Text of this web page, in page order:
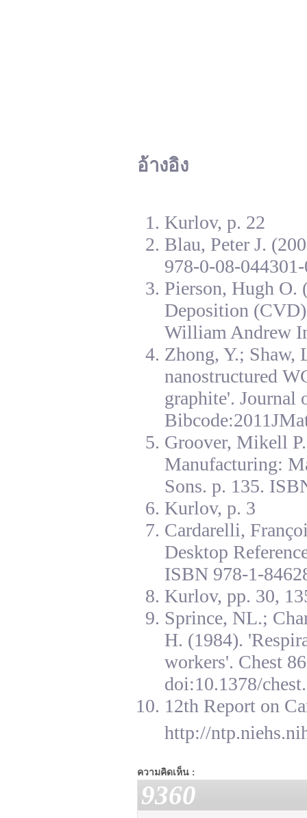
อ้างอิง
Kurlov, p. 22
Blau, Peter J.
978-0-08-
Pierson, Hugh O.
Deposition
William Andrew
Zhong, Y.; Shaw,
nanostructured
graphite'. Journal
Groover, Mikell
Manufacturing:
Sons. p. 135.
Kurlov, p. 3
Cardarelli,
Desktop
ISBN 978-1-
Kurlov, pp. 30,
Sprince, NL.;
H. (1984).
workers'. Chest
doi:10.1378/
12th Report on
http://
ความคิดเห็น :
9360